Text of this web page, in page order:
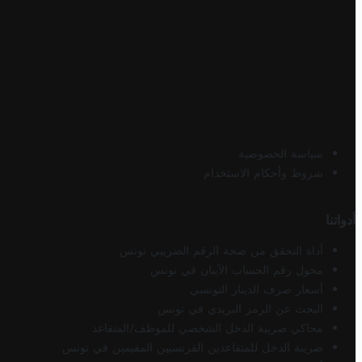
سياسة الخصوصية
شروط وأحكام الاستخدام
أدواتنا
أداة التحقق من صحة الرقم الضريبي تونس
محول رقم الحساب الآيبان في تونس
أسعار صرف الدينار التونسي
البحث عن الرمز البريدي في تونس
محاكي ضريبة الدخل الشخصي للموظف/المتقاعد
ضريبة الدخل للمتقاعدين الفرنسيين المقيمين في تونس